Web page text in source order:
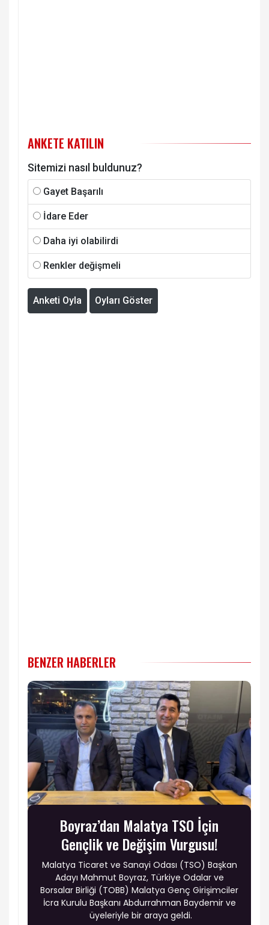
ANKETE KATILIN
Sitemizi nasıl buldunuz?
Gayet Başarılı
İdare Eder
Daha iyi olabilirdi
Renkler değişmeli
Anketi Oyla Oyları Göster
BENZER HABERLER
Boyraz’dan Malatya TSO İçin
Gençlik ve Değişim Vurgusu!
Malatya Ticaret ve Sanayi Odası (TSO) Başkan
Adayı Mahmut Boyraz, Türkiye Odalar ve
Borsalar Birliği (TOBB) Malatya Genç Girişimciler
İcra Kurulu Başkanı Abdurrahman Baydemir ve
üyeleriyle bir araya geldi.